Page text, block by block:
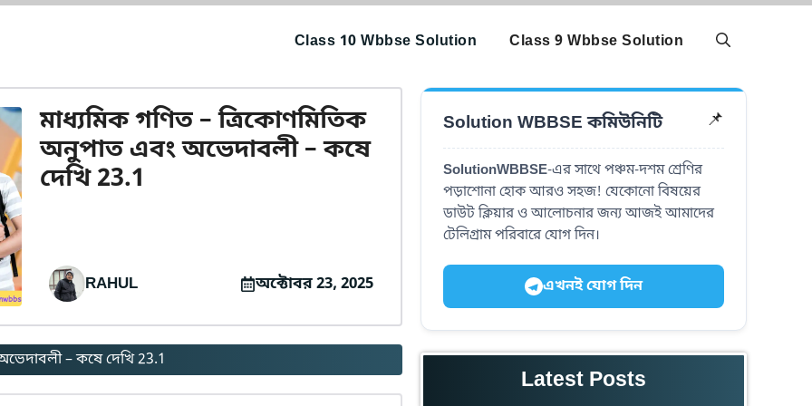
Class 10 Wbbse Solution Class 9 Wbbse Solution
মাধ্যমিক গণিত – ত্রিকোণমিতিক
অনুপাত এবং অভেদাবলী – কষে
দেখি 23.1
RAHUL অক্টোবর 23, 2025
– কষে দেখি 23.1
Solution WBBSE কমিউনিটি 📌
SolutionWBBSE-এর সাথে পঞ্চম-দশম শ্রেণির
পড়াশোনা হোক আরও সহজ! যেকোনো বিষয়ের
ডাউট ক্লিয়ার ও আলোচনার জন্য আজই আমাদের
টেলিগ্রাম পরিবারে যোগ দিন।
এখনই যোগ দিন
Latest Posts